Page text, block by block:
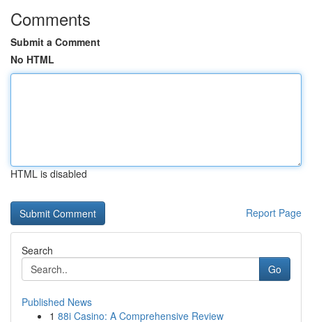
Comments
Submit a Comment
No HTML
HTML is disabled
Report Page
Search
Go
Published News
1 88i Casino: A Comprehensive Review